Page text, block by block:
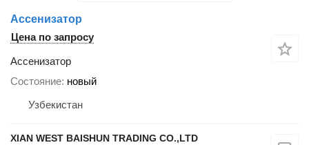
Ассенизатор
Цена по запросу
Ассенизатор
Состояние новый
Узбекистан
XIAN WEST BAISHUN TRADING CO.,LTD